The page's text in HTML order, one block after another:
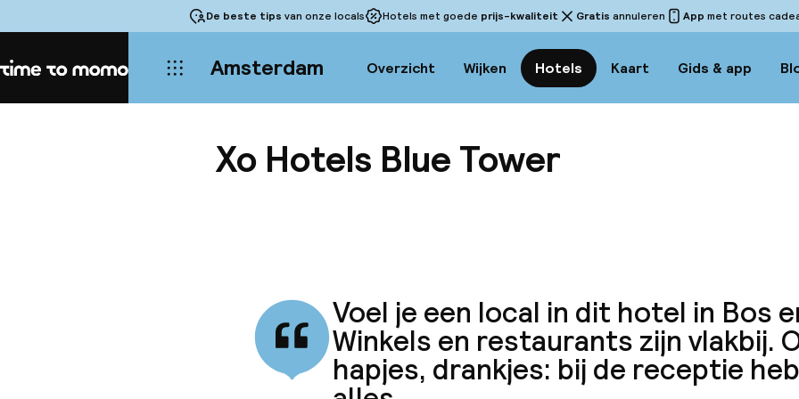
De beste tips van onze locals Hotels met goede prijs-kwaliteit Gratis annuleren App met routes
Home Amsterdam Overzicht Wijken Hotels Kaart Gids & app
Xo Hotels Blue Tower
Voel je een local in dit hotel in Bos
Winkels en restaurants zijn vlakbij.
hapjes, drankjes: bij de receptie